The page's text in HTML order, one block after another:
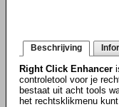
Beschrijving
Right Click Enhancer
controletool voor je
bestaat uit acht tools
het rechtsklikmenu